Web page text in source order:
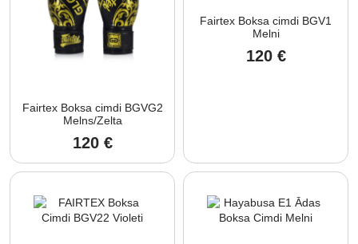
Fairtex Boksa cimdi BGVG2
Melns/Zelta
120 €
Fairtex Boksa cimdi BGV1
Melni
120 €